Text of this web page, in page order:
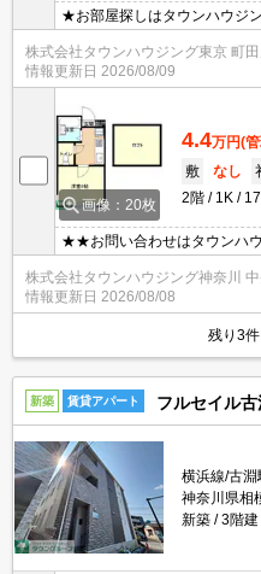
★お部屋探しはタウンハウジ
のご条件にピッタリなお部屋
が精一杯お手伝いさせていた
株式会社タウンハウジング東京 町
情報更新日 2026/08/09
画像：20枚
4.4万円(
敷
なし
2階
1K
★★お問い合わせはタウンハ
株式会社タウンハウジング神奈川
情報更新日 2026/08/08
残り3
新築 賃貸アパート フルセイル古
横浜線/古
神奈川県相
新築
3階建